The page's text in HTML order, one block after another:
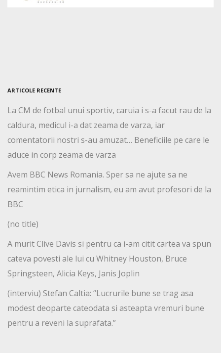
ARTICOLE RECENTE
La CM de fotbal unui sportiv, caruia i s-a facut rau de la
caldura, medicul i-a dat zeama de varza, iar
comentatorii nostri s-au amuzat… Beneficiile pe care le
aduce in corp zeama de varza
Avem BBC News Romania. Sper sa ne ajute sa ne
reamintim etica in jurnalism, eu am avut profesori de la
BBC
(no title)
A murit Clive Davis si pentru ca i-am citit cartea va spun
cateva povesti ale lui cu Whitney Houston, Bruce
Springsteen, Alicia Keys, Janis Joplin
(interviu) Stefan Caltia: “Lucrurile bune se trag asa
modest deoparte cateodata si asteapta vremuri bune
pentru a reveni la suprafata.”